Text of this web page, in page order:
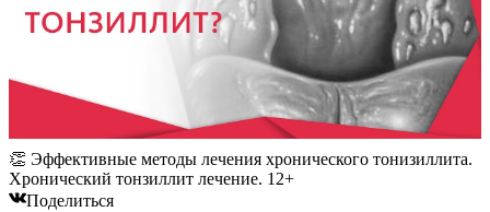
👏 Эффективные методы лечения хронического тонизиллита.
Хронический тонзиллит лечение. 12+
Поделиться